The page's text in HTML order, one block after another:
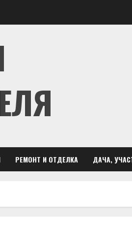
РЕМОНТ И ОТДЕЛКА ДАЧА,